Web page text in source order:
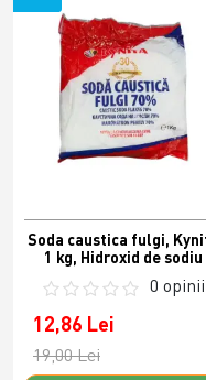
Soda caustica fulgi,
1 kg, Hidroxid de sodiu
0 opinii
12,86 Lei
19,00 Lei